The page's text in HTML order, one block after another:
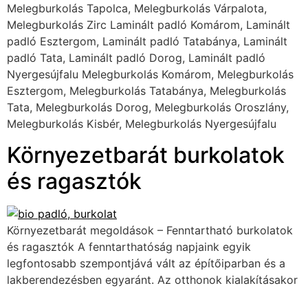
Melegburkolás Tapolca, Melegburkolás Várpalota,
Melegburkolás Zirc Laminált padló Komárom, Laminált
padló Esztergom, Laminált padló Tatabánya, Laminált
padló Tata, Laminált padló Dorog, Laminált padló
Nyergesújfalu Melegburkolás Komárom, Melegburkolás
Esztergom, Melegburkolás Tatabánya, Melegburkolás
Tata, Melegburkolás Dorog, Melegburkolás Oroszlány,
Melegburkolás Kisbér, Melegburkolás Nyergesújfalu
Környezetbarát burkolatok
és ragasztók
Környezetbarát megoldások – Fenntartható burkolatok
és ragasztók A fenntarthatóság napjaink egyik
legfontosabb szempontjává vált az építőiparban és a
lakberendezésben egyaránt. Az otthonok kialakításakor